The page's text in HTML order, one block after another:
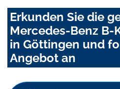
Erkunden Sie die
Mercedes-Benz B-
in Göttingen und
Angebot an